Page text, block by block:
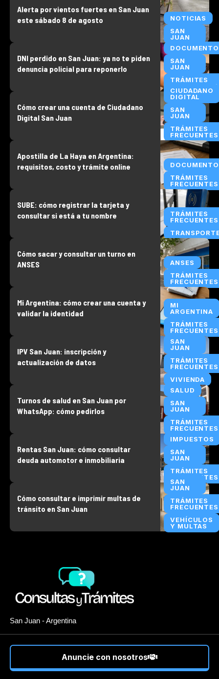
NOTICIAS
SAN
JUAN
Alerta por vientos fuertes en San Juan
este sábado 8 de agosto
SAN
JUAN
TRÁMITES
FRECUENTES
DNI perdido en San Juan: ya no te piden
denuncia policial para reponerlo
CIUDADANO
DIGITAL
SAN
JUAN
TRÁMITES
FRECUENTES
Cómo crear una cuenta de Ciudadano
Digital San Juan
TRÁMITES
FRECUENTES
Apostilla de La Haya en Argentina:
requisitos, costo y trámite online
TRÁMITES
FRECUENTES
SUBE: cómo registrar la tarjeta y
consultar si está a tu nombre
ANSES
TRÁMITES
FRECUENTES
Cómo sacar y consultar un turno en
ANSES
MI
ARGENTINA
TRÁMITES
FRECUENTES
Mi Argentina: cómo crear una cuenta y
validar la identidad
SAN
JUAN
TRÁMITES
FRECUENTES
VIVIENDA
IPV San Juan: inscripción y
actualización de datos
SALUD
SAN
JUAN
TRÁMITES
FRECUENTES
Turnos de salud en San Juan por
WhatsApp: cómo pedirlos
IMPUESTOS
SAN
JUAN
TRÁMITES
FRECUENTES
Rentas San Juan: cómo consultar
deuda automotor e inmobiliaria
SAN
JUAN
TRÁMITES
FRECUENTES
VEHÍCULOS
Y MULTAS
Cómo consultar e imprimir multas de
tránsito en San Juan
San Juan - Argentina
Anuncie con nosotros